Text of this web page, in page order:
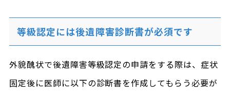
等級認定には後遺障害診断書が必須です
外貌醜状で後遺障害等級認定の申請をする際は、症状
固定後に医師に以下の診断書を作成してもらう必要が